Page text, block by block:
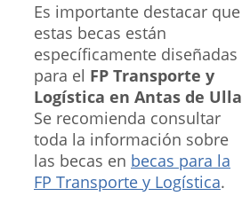
Es importante destacar que
estas becas están
específicamente diseñadas
para el FP Transporte y
Logística en Antas de Ulla
Se recomienda consultar
toda la información sobre
las becas en becas para la
FP Transporte y Logística.